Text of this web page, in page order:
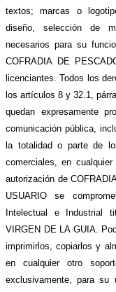
textos; marcas o
diseño, selección de
necesarios para su
COFRADIA DE
licenciantes. Todos los
los artículos 8 y 32.1,
quedan expresamente
comunicación pública,
la totalidad o parte de
comerciales, en
autorización de
USUARIO se
Intelectual e Industrial
VIRGEN DE LA GUIA.
imprimirlos, copiarlos y
en cualquier otro
exclusivamente, para su